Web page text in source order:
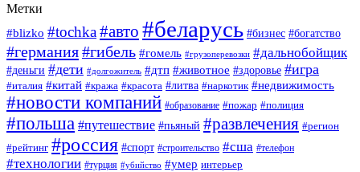
Метки
#blizko #tochka#авто #беларусь #бизнес #богатство
#германия#гибель #гомель #грузоперевозки #дальнобойщик
#деньги #дети #долгожитель #дтп #животное #здоровье #игра
#италия #китай #кража #красота #литва #наркотик #недвижимость
#новости компаний #образование #пожар #полиция
#польша #путешествие #пьяный #развлечения #регион
#рейтинг #россия #спорт #строительство #сша #телефон
#технологии #турция #убийство #умер интерьер